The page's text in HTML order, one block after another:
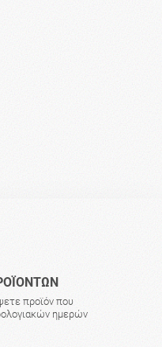
προϊόν που
ημερών